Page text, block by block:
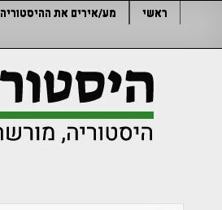
ראשי מע/אירים את ההיסטוריה